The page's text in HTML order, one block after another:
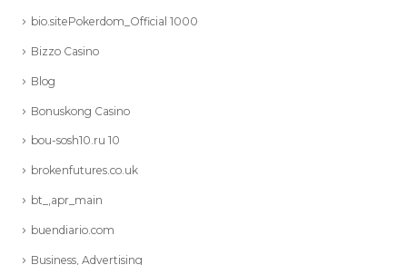
bio.sitePokerdom_Official 1000
Bizzo Casino
Blog
Bonuskong Casino
bou-sosh10.ru 10
brokenfutures.co.uk
bt_,apr_main
buendiario.com
Business, Advertising